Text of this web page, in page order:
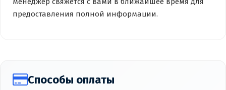
предоставления полной информации.
Способы оплаты